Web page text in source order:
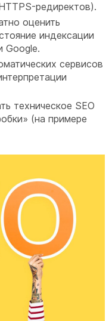
редиректов).
оценить
индексации
Google.
сервисов
техническое SEO
(на примере